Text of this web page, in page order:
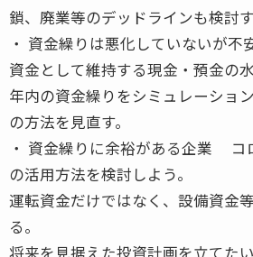
鎖、廃業等のデッドラインも検討
・ 資金繰りは悪化していないが
資金として維持する現金・預金の
年内の資金繰りをシミュレーショ
の方法を見直す。
・ 資金繰りに余裕がある企業 コ
の活用方法を検討しよう。
運転資金だけではなく、設備資金
る。
将来を見据えた投資計画を立てたい